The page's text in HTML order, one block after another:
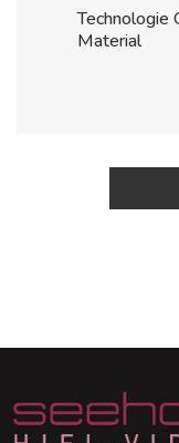
Technologie
Material